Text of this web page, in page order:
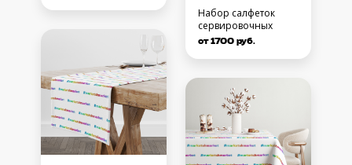
Набор салфеток
сервировочных
от 1700 руб.